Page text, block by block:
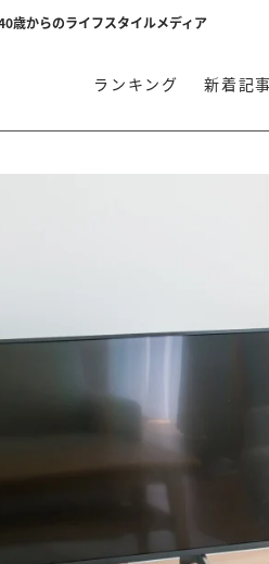
歳からのライフスタイルメディア
ランキング 新着記事